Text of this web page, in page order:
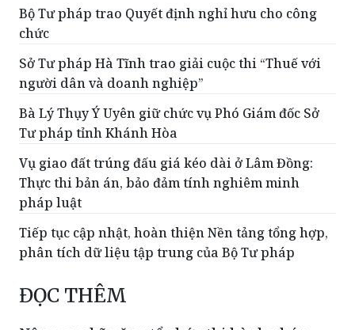
Bộ Tư pháp trao Quyết định nghỉ hưu cho công
chức
Sở Tư pháp Hà Tĩnh trao giải cuộc thi “Thuế với
người dân và doanh nghiệp”
Bà Lý Thụy Ý Uyên giữ chức vụ Phó Giám đốc Sở
Tư pháp tỉnh Khánh Hòa
Vụ giao đất trúng đấu giá kéo dài ở Lâm Đồng:
Thực thi bản án, bảo đảm tính nghiêm minh
pháp luật
Tiếp tục cập nhật, hoàn thiện Nền tảng tổng hợp,
phân tích dữ liệu tập trung của Bộ Tư pháp
ĐỌC THÊM